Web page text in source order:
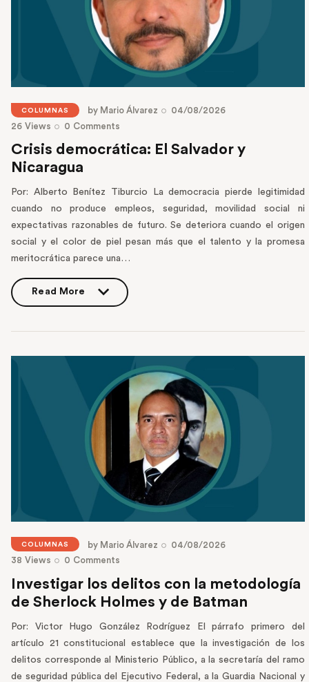
COLUMNAS by Mario Álvarez
04/08/2026
26 Views 0 Comments
Crisis democrática: El Salvador y
Nicaragua
Por: Alberto Benítez Tiburcio La democracia pierde legitimidad
cuando no produce empleos, seguridad, movilidad social ni
expectativas razonables de futuro. Se deteriora cuando el origen
social y el color de piel pesan más que el talento y la promesa
meritocrática parece una…
Read More
COLUMNAS by Mario Álvarez
04/08/2026
38 Views 0 Comments
Investigar los delitos con la metodología
de Sherlock Holmes y de Batman
Por: Victor Hugo González Rodríguez El párrafo primero del
artículo 21 constitucional establece que la investigación de los
delitos corresponde al Ministerio Público, a la secretaría del ramo
de seguridad pública del Ejecutivo Federal, a la Guardia Nacional y